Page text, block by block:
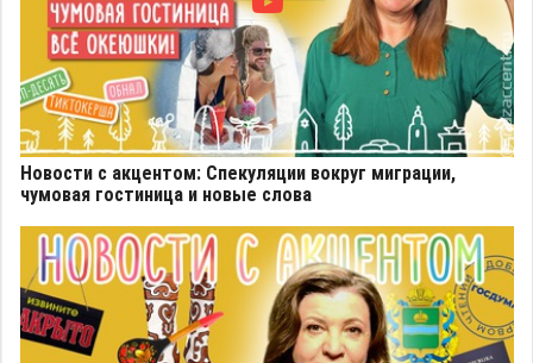
Новости с акцентом: Спекуляции вокруг миграции,
чумовая гостиница и новые слова